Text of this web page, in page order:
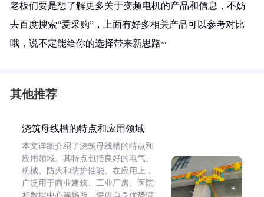
老板们要是想了解更多关于变频电机的产品和信息，不妨
去百度搜索“爱采购”，上面有好多相关产品可以参考对比
哦，说不定能给你的选择带来新思路~
其他推荐
浇筑母线槽的特点和应用领域
本文详细介绍了浇筑母线槽的特点和
应用领域。其特点包括良好的电气、
机械、防火和防护性能。在应用上，
广泛用于商业建筑、工业厂房、医院